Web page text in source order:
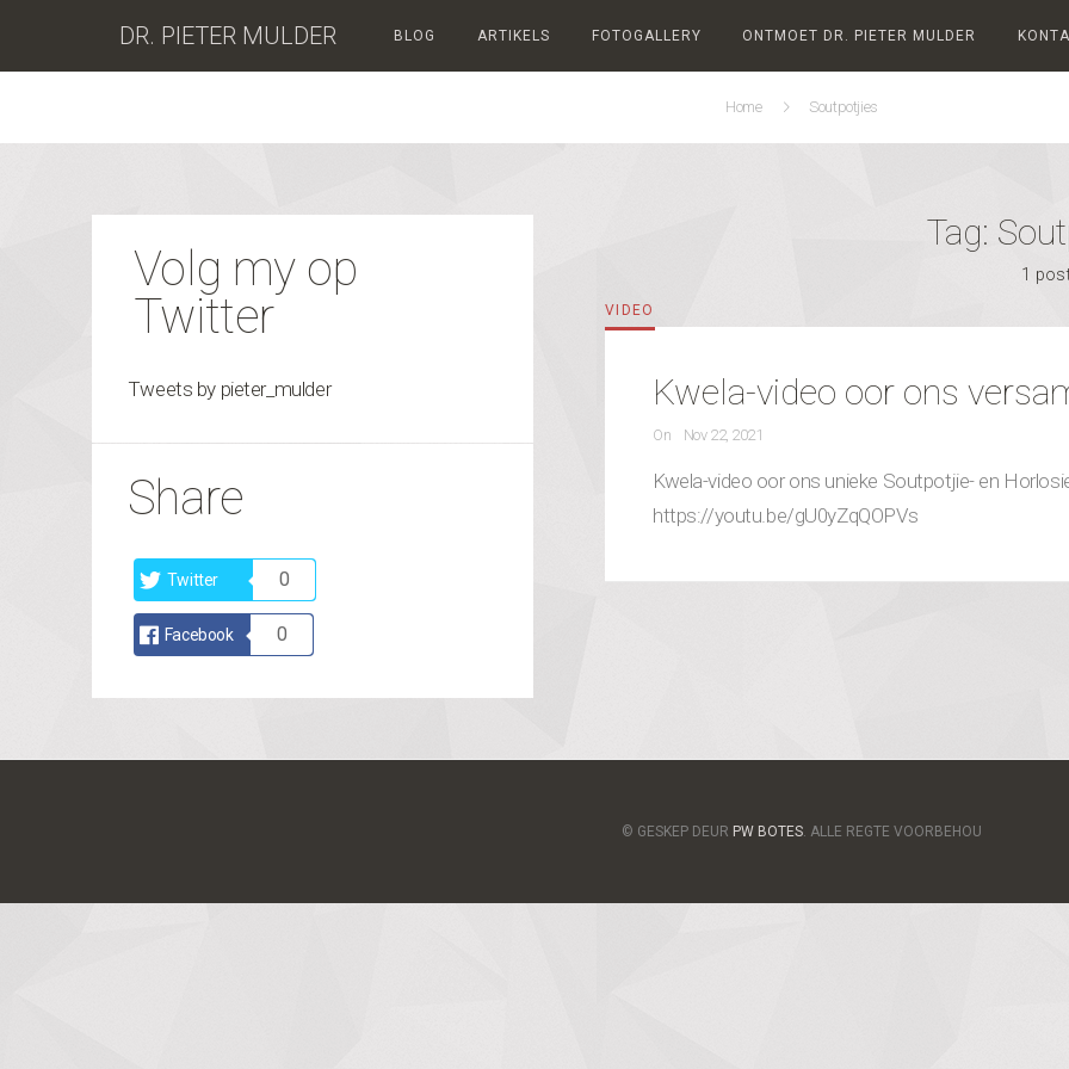
DR. PIETER MULDER BLOG ARTIKELS FOTOGALLERY ONTMOET DR. PIETER MULDER
Home Soutpotjies
Tag:
1
CATEGORIES
VIDEO
Kwela-video oor ons
On
POSTED
Nov 22, 2021
Kwela-video oor ons unieke Soutpotjie- en
https://youtu.be/gU0yZqQOPVs
Volg my op
Twitter
Tweets by pieter_mulder
Share
Twitter 0
Facebook 0
© GESKEP DEUR PW BOTES . ALLE REGTE VOORBEHOU